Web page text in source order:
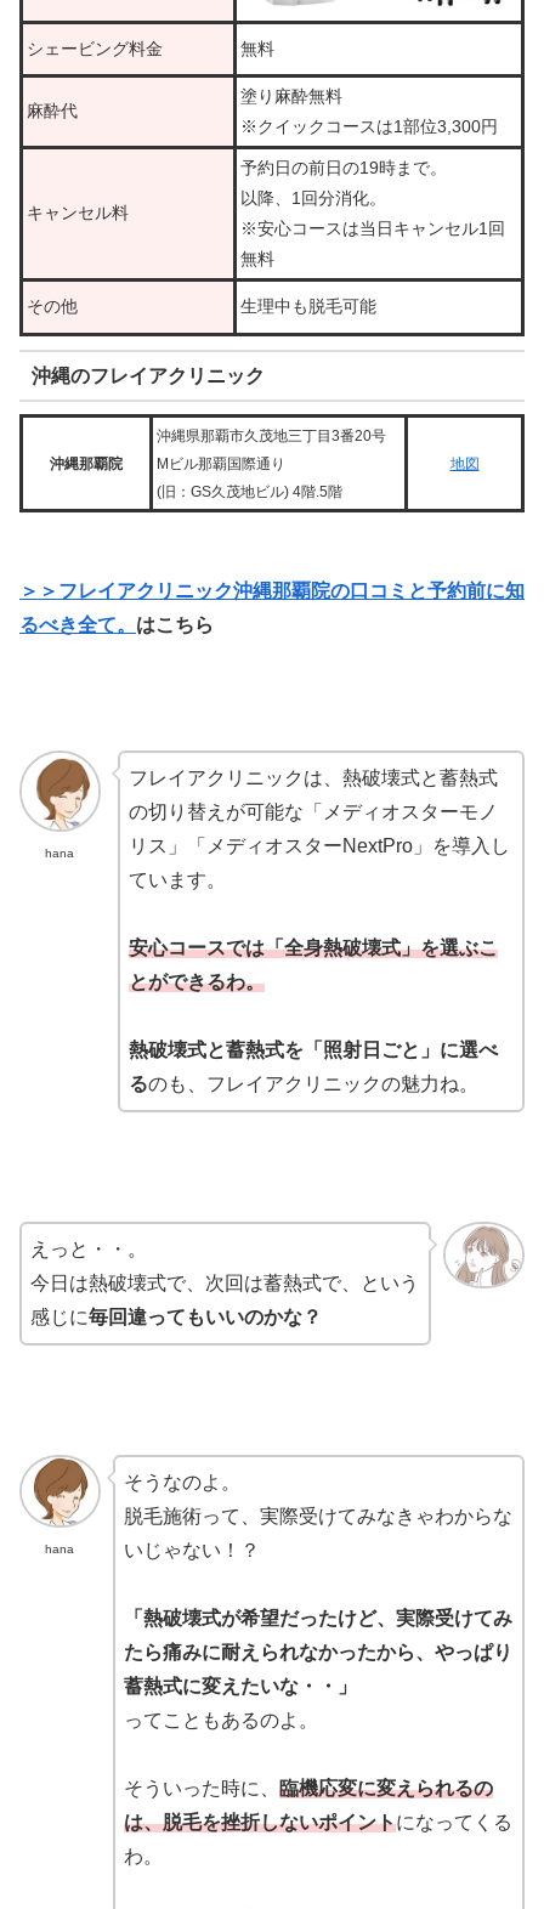
シェービング料金 無料
麻酔代
塗り麻酔無料
※クイックコースは1部位3,300円
キャンセル料
予約日の前日の19時まで。
以降、1回分消化。
※安心コースは当日キャンセル1回
無料
その他 生理中も脱毛可能
沖縄のフレイアクリニック
沖縄那覇院
沖縄県那覇市久茂地三丁目3番20号
Mビル那覇国際通り
(旧：GS久茂地ビル) 4階.5階
地図
＞＞フレイアクリニック沖縄那覇院の口コミと予約前に知
るべき全て。 はこちら
hana
フレイアクリニックは、熱破壊式と蓄熱式
の切り替えが可能な「メディオスターモノ
リス」「メディオスターNextPro」を導入し
ています。
安心コースでは「全身熱破壊式」を選ぶこ
とができるわ。
熱破壊式と蓄熱式を「照射日ごと」に選べ
るのも、フレイアクリニックの魅力ね。
えっと・・。
今日は熱破壊式で、次回は蓄熱式で、という
感じに毎回違ってもいいのかな？
hana
そうなのよ。
脱毛施術って、実際受けてみなきゃわからな
いじゃない！？
「熱破壊式が希望だったけど、実際受けてみ
たら痛みに耐えられなかったから、やっぱり
蓄熱式に変えたいな・・」
ってこともあるのよ。
そういった時に、 臨機応変に変えられるの
は、脱毛を挫折しないポイントになってくる
わ。